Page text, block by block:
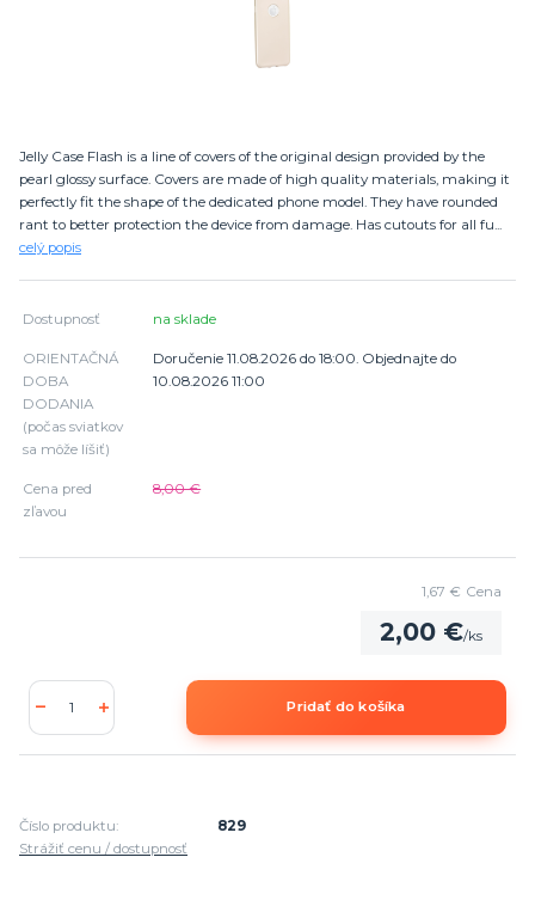
Jelly Case Flash is a line of covers of the original design provided by the
pearl glossy surface. Covers are made of high quality materials, making it
perfectly fit the shape of the dedicated phone model. They have rounded
rant to better protection the device from damage. Has cutouts for all fu...
celý popis
Dostupnosť na sklade
ORIENTAČNÁ
DOBA
DODANIA
(počas sviatkov
sa môže líšiť)
Doručenie 11.08.2026 do 18:00. Objednajte do
10.08.2026 11:00
Cena pred
zľavou
8,00 €
2,00 €/ks
1,67 € Cena
Pridať do košíka
Číslo produktu:
829
Strážiť cenu / dostupnosť